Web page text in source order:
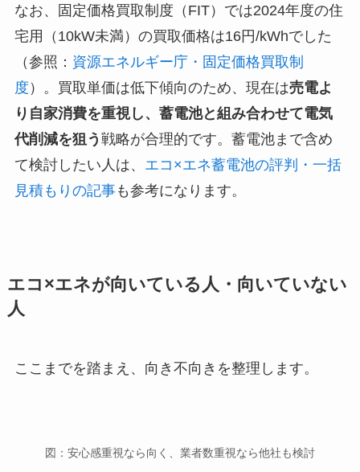
なお、固定価格買取制度（FIT）では2024年度の住
宅用（10kW未満）の買取価格は16円/kWhでした
（参照： 資源エネルギー庁・固定価格買取制
度 ）。買取単価は低下傾向のため、現在は売電よ
り自家消費を重視し、蓄電池と組み合わせて電気
代削減を狙う 戦略が合理的です。蓄電池まで含め
て検討したい人は、 エコ×エネ蓄電池の評判・一括
見積もりの記事も参考になります。
エコ×エネが向いている人・向いていない
人
ここまでを踏まえ、向き不向きを整理します。
図：安心感重視なら向く、業者数重視なら他社も検討